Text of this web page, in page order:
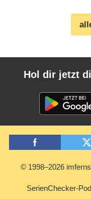
Hol dir jetzt
© 1998–2026
SerienChecker-